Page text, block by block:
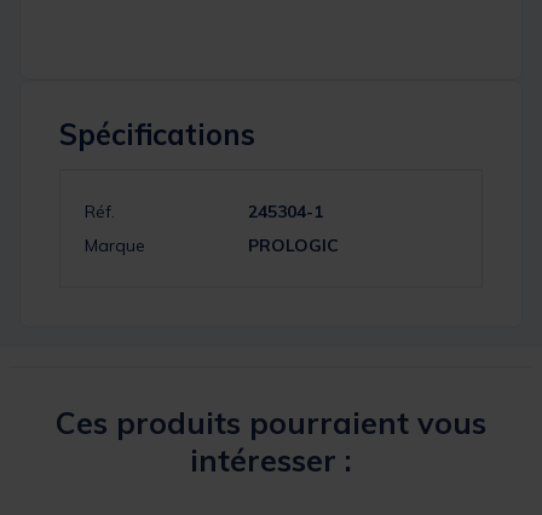
Spécifications
Réf.
245304-1
Marque
PROLOGIC
Ces produits pourraient vous
intéresser :